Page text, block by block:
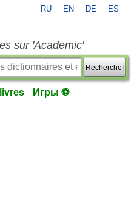
RU EN DE ES
sur 'Academic'
Recherche!
livres Игры ⚽